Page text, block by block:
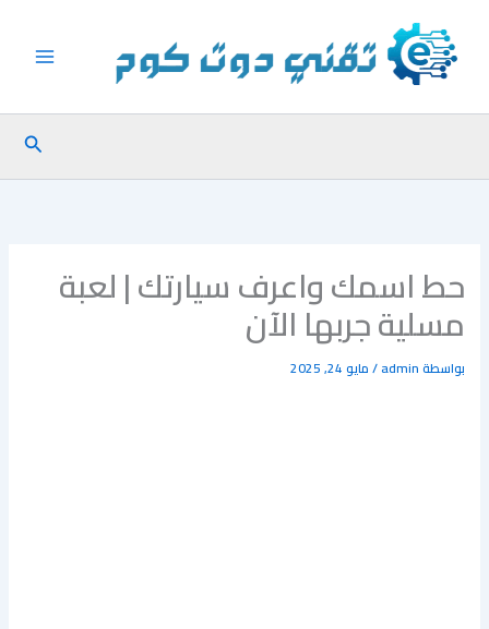
المحتوى
البحث
حط اسمك واعرف سيارتك | لعبة
مسلية جربها الآن
بواسطةadmin
/مايو 24, 2025